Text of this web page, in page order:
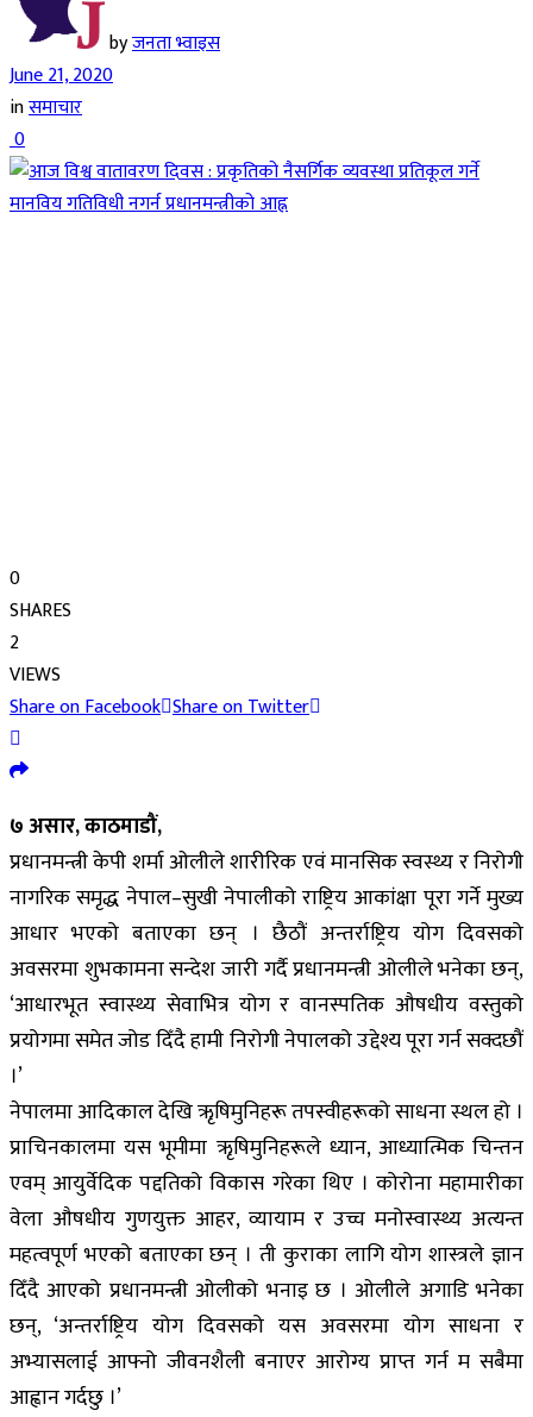
byजनता भ्वाइस
June 21, 2020
inसमाचार
0
0
SHARES
2
VIEWS
Share on Facebook Share on Twitter
७ असार, काठमाडौं,
प्रधानमन्त्री केपी शर्मा ओलीले शारीरिक एवं मानसिक स्वस्थ्य र निरोगी
नागरिक समृद्ध नेपाल–सुखी नेपालीको राष्ट्रिय आकांक्षा पूरा गर्ने मुख्य
आधार भएको बताएका छन् । छैठौं अन्तर्राष्ट्रिय योग दिवसको
अवसरमा शुभकामना सन्देश जारी गर्दै प्रधानमन्त्री ओलीले भनेका छन्,
‘आधारभूत स्वास्थ्य सेवाभित्र योग र वानस्पतिक औषधीय वस्तुको
प्रयोगमा समेत जोड दिँदै हामी निरोगी नेपालको उद्देश्य पूरा गर्न सक्दछौं
।’
नेपालमा आदिकाल देखि ऋृषिमुनिहरू तपस्वीहरूको साधना स्थल हो ।
प्राचिनकालमा यस भूमीमा ऋृषिमुनिहरूले ध्यान, आध्यात्मिक चिन्तन
एवम् आयुर्वेदिक पद्दतिको विकास गरेका थिए । कोरोना महामारीका
वेला औषधीय गुणयुक्त आहर, व्यायाम र उच्च मनोस्वास्थ्य अत्यन्त
महत्वपूर्ण भएको बताएका छन् । ती कुराका लागि योग शास्त्रले ज्ञान
दिँदै आएको प्रधानमन्त्री ओलीको भनाइ छ । ओलीले अगाडि भनेका
छन्, ‘अन्तर्राष्ट्रिय योग दिवसको यस अवसरमा योग साधना र
अभ्यासलाई आफ्नो जीवनशैली बनाएर आरोग्य प्राप्त गर्न म सबैमा
आह्वान गर्दछु ।’